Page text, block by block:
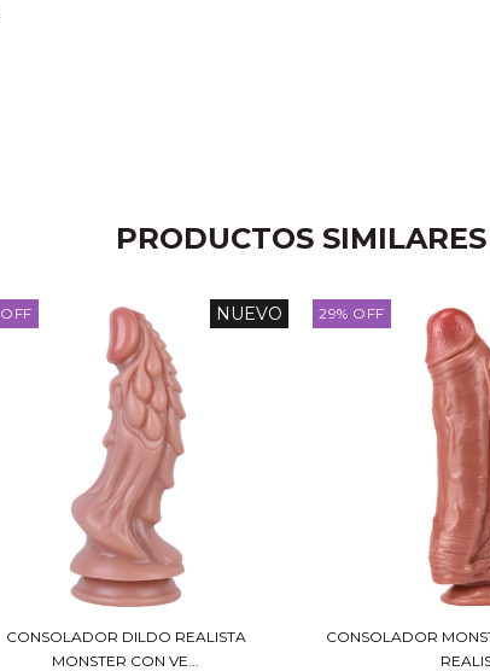
PRODUCTOS SIMILARES
OFF NUEVO
CONSOLADOR DILDO REALISTA
MONSTER CON VE...
29% OFF
CONSOLADOR